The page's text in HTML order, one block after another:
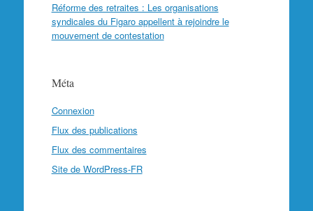
Réforme des retraites : Les organisations
syndicales du Figaro appellent à rejoindre le
mouvement de contestation
Méta
Connexion
Flux des publications
Flux des commentaires
Site de WordPress-FR